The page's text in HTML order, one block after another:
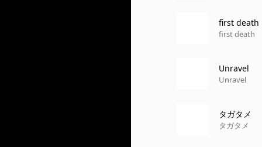
first death
first death
Unravel
Unravel
タガタメ
タガタメ